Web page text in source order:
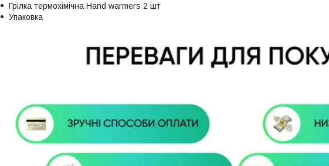
Грілка термохімічна Hand warmers 2 шт
Упаковка